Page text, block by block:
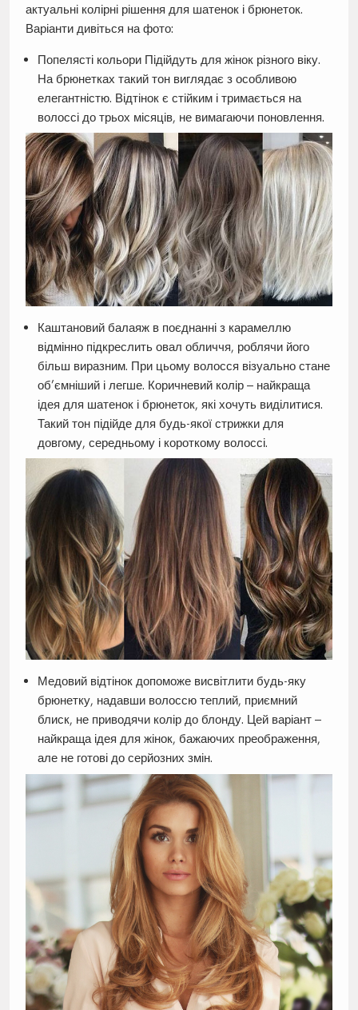
актуальні колірні рішення для шатенок і брюнеток.
Варіанти дивіться на фото:
Попелясті кольори Підійдуть для жінок різного віку.
На брюнетках такий тон виглядає з особливою
елегантністю. Відтінок є стійким і тримається на
волоссі до трьох місяців, не вимагаючи поновлення.
Каштановий балаяж в поєднанні з карамеллю
відмінно підкреслить овал обличчя, роблячи його
більш виразним. При цьому волосся візуально стане
об’ємніший і легше. Коричневий колір – найкраща
ідея для шатенок і брюнеток, які хочуть виділитися.
Такий тон підійде для будь-якої стрижки для
довгому, середньому і короткому волоссі.
Медовий відтінок допоможе висвітлити будь-яку
брюнетку, надавши волоссю теплий, приємний
блиск, не приводячи колір до блонду. Цей варіант –
найкраща ідея для жінок, бажаючих преображення,
але не готові до серйозних змін.